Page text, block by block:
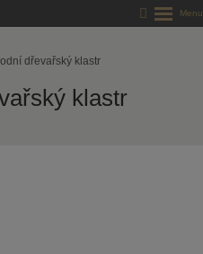
dřevařský klastr
klastr